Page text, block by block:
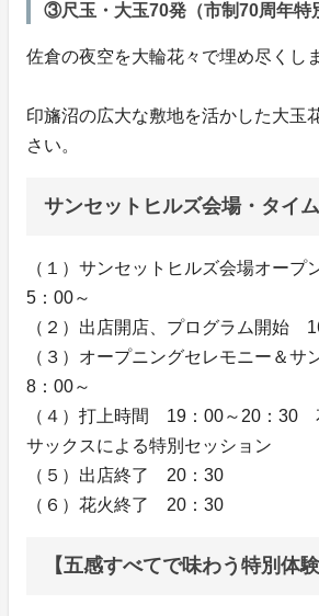
③尺玉・大玉70発（市制70周年特
佐倉の夜空を大輪花々で埋め尽くし
印旛沼の広大な敷地を活かした大玉
さい。
サンセットヒルズ会場・タイ
（１）サンセットヒルズ会場オー
5：00～
（２）出店開店、プログラム開始
（３）オープニングセレモニー＆
8：00～
（４）打上時間 19：00～20：30
サックスによる特別セッション
（５）出店終了 20：30
（６）花火終了 20：30
【五感すべてで味わう特別体験